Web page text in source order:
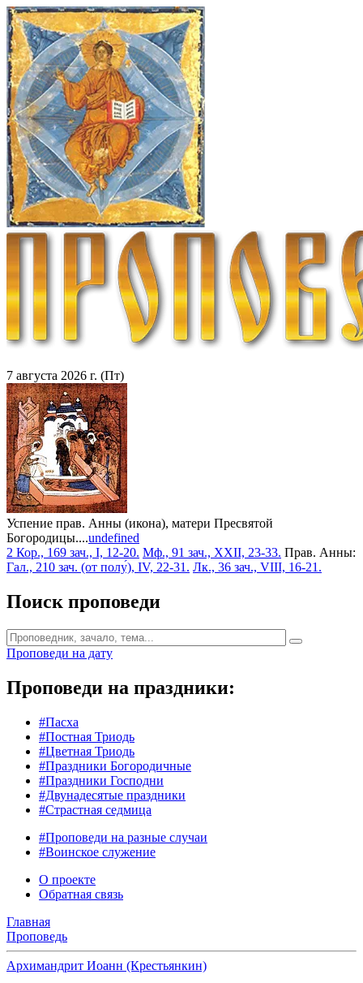
7 августа 2026 г. (Пт)
Успение прав. Анны (икона), матери Пресвятой
Богородицы....undefined
2 Кор., 169 зач., I, 12-20. Мф., 91 зач., XXII, 23-33. Прав. Анны:
Гал., 210 зач. (от полу́), IV, 22-31. Лк., 36 зач., VIII, 16-21.
Поиск проповеди
Проповеди на дату
Проповеди на праздники:
#Пасха
#Постная Триодь
#Цветная Триодь
#Праздники Богородичные
#Праздники Господни
#Двунадесятые праздники
#Страстная седмица
#Проповеди на разные случаи
#Воинское служение
О проекте
Обратная связь
Главная
Проповедь
Архимандрит Иоанн (Крестьянкин)